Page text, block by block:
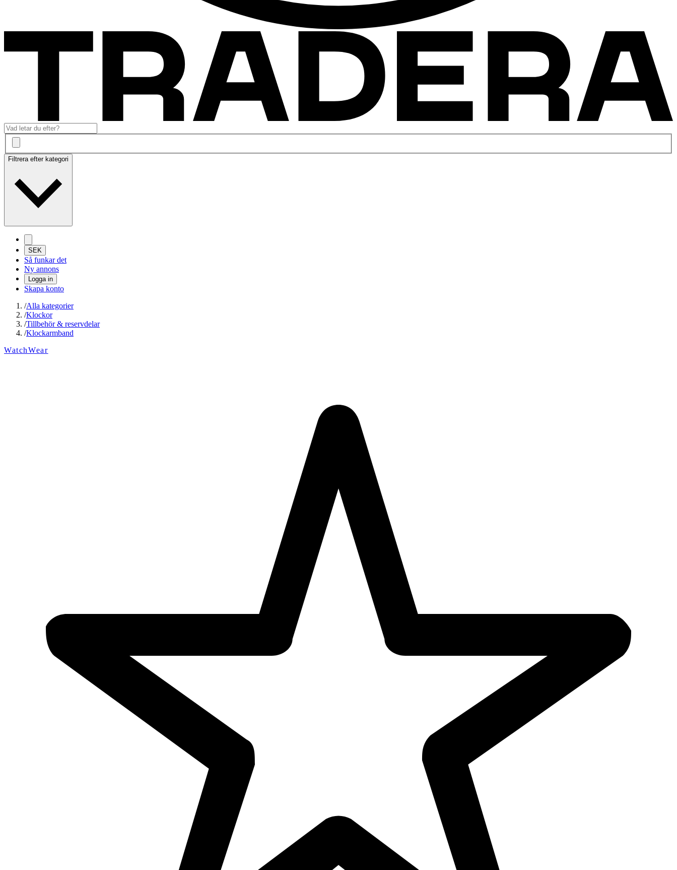
Filtrera efter kategori
SEK
Så funkar det
Ny annons
Logga in
Skapa konto
/Alla kategorier
/Klockor
/Tillbehör & reservdelar
/Klockarmband
WatchWear